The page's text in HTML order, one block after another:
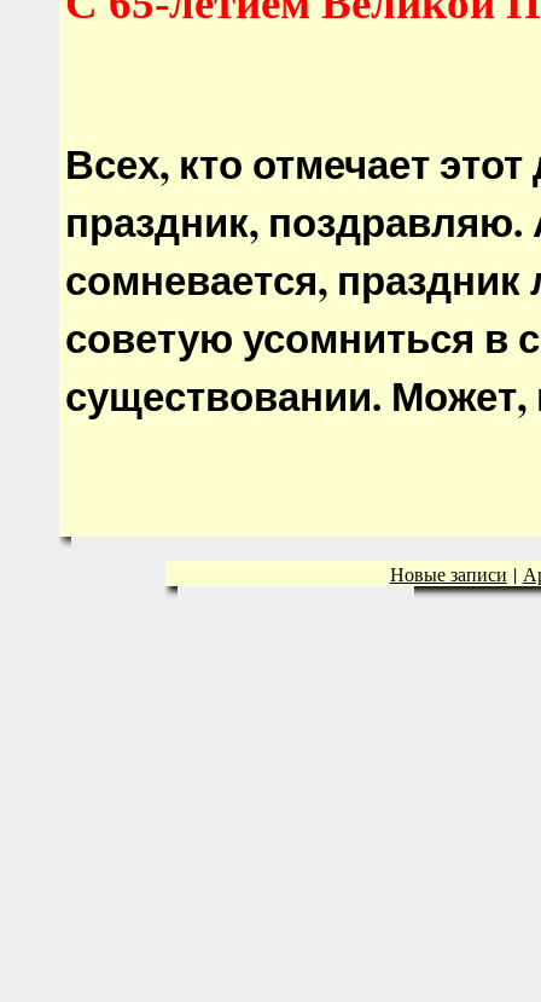
Всех, кто отмечает этот
праздник, поздравляю.
сомневается, праздник
советую усомниться в
существовании. Может,
Новые записи |